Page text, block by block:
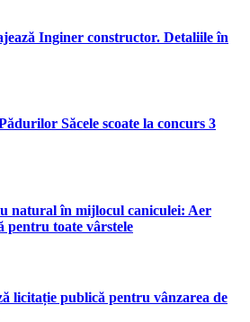
Inginer constructor. Detaliile în
Săcele scoate la concurs 3
natural în mijlocul caniculei: Aer
pentru toate vârstele
licitație publică pentru vânzarea de